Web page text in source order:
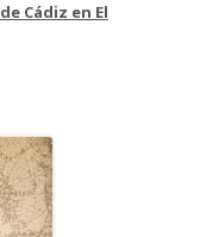
Cádiz en El